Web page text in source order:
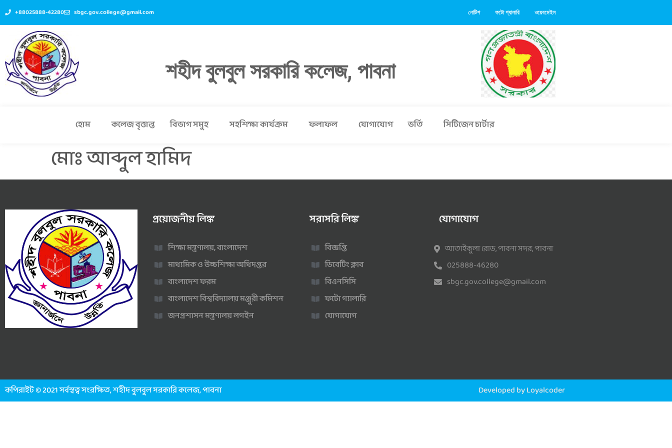
+88025888-42280 sbgc.gov.college@gmail.com নোটিশ ফটো গ্যালারি ওয়েবমেইল
শহীদ বুলবুল সরকারি কলেজ, পাবনা
হোম কলেজ বৃত্তান্ত বিভাগ সমুহ সহশিক্ষা কার্যক্রম ফলাফল যোগাযোগ ভর্তি সিটিজেন চার্টার
মোঃ আব্দুল হামিদ
প্রয়োজনীয় লিঙ্ক
শিক্ষা মন্ত্রণালয়, বাংলাদেশ
মাধ্যমিক ও উচ্চশিক্ষা অধিদপ্তর
বাংলাদেশ ফরম
বাংলাদেশ বিশ্ববিদ্যালয় মঞ্জুরী কমিশন
জনপ্রশাসন মন্ত্রণালয় লগইন
সরাসরি লিঙ্ক
বিজ্ঞপ্তি
ডিবেটিং ক্লাব
বিএনসিসি
ফটো গ্যালারি
যোগাযোগ
যোগাযোগ
আতাইকুলা রোড, পাবনা সদর, পাবনা
025888-46280
sbgc.gov.college@gmail.com
কপিরাইট © 2021 সর্বস্বত্ব সংরক্ষিত, শহীদ বুলবুল সরকারি কলেজ, পাবনা Developed by Loyalcoder